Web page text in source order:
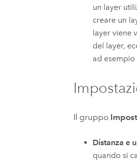
un layer
creare un
layer viene
del layer,
ad
Il gruppo
Distanza e
quando si